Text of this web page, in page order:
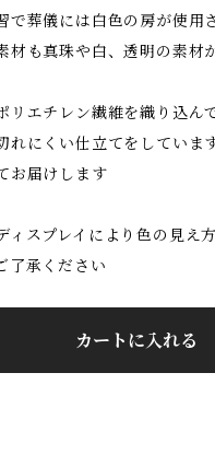
で葬儀には白色の房が使用
材も真珠や白、透明の素材
リエチレン繊維を織り込ん
れにくい仕立てをしていま
お届けします
ィスプレイにより色の見え
了承ください
カートに入れる